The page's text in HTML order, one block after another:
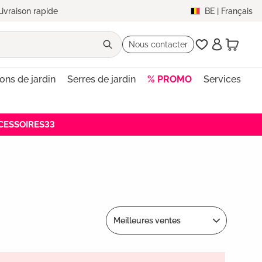
rapide BE | Français
Nous contacter
de jardin Serres de jardin % PROMO Services
Meilleures ventes